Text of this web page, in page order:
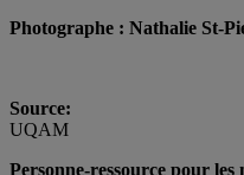
Photographe : Nathalie St-
Source:
UQAM
Personne-ressource pour les